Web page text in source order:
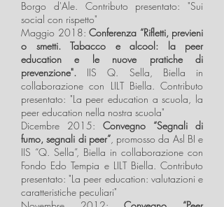
Borgo d'Ale. Contributo presentato: "Sui
social con rispetto"
Maggio 2018: Conferenza “Rifletti, previeni
o smetti. Tabacco e alcool: la peer
education e le nuove pratiche di
prevenzione". IIS Q. Sella, Biella in
collaborazione con LILT Biella. Contributo
presentato: "La peer education a scuola, la
peer education nella nostra scuola"
Dicembre 2015: Convegno “Segnali di
fumo, segnali di peer”, promosso da Asl BI e
IIS “Q. Sella”, Biella in collaborazione con
Fondo Edo Tempia e LILT Biella. Contributo
presentato: "La peer education: valutazioni e
caratteristiche peculiari"